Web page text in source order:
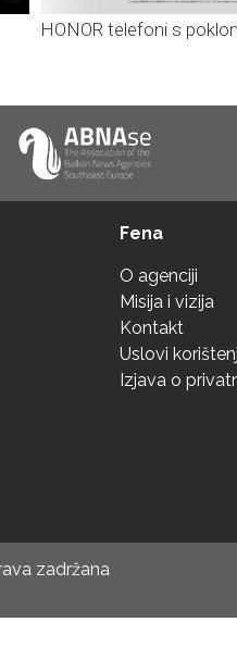
HONOR telefoni s
Fena
O agenciji
Misija i vizija
Kontakt
Uslovi
Izjava o
zadržana